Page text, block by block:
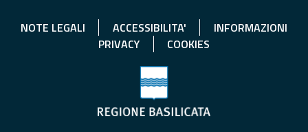
NOTE LEGALI ACCESSIBILITA'
INFORMAZIONI
PRIVACY
COOKIES